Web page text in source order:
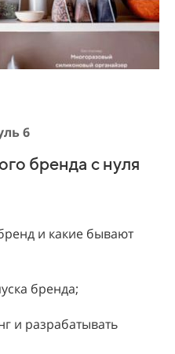
6
бренда с нуля
и какие бывают
бренда;
и разрабатывать